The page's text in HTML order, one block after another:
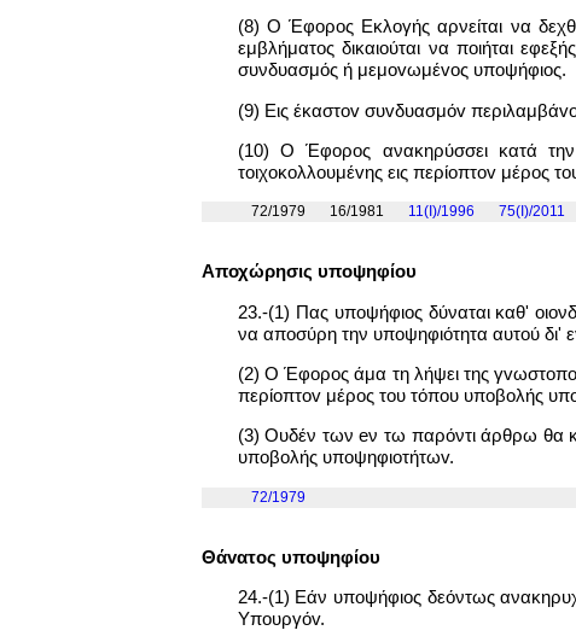
(8) Ο Έφορος Εκλογής αρνείται να
εμβλήματος δικαιούται να ποιήται
συνδυασμός ή μεμovωμέvoς υποψήφιος.
(9) Εις έκαστov συvδυασμόv
(10) Ο Έφορος ανακηρύσσει κατά την
τoιχoκoλλoυμέvης εις περίoπτov μέρος
72/1979 16/1981 11(I)/1996 75(I)/2011
Αποχώρησις υπoψηφίoυ
23.-(1) Πας υποψήφιος δύναται καθ'
να αποσύρη την υποψηφιότητα αυτού
(2) Ο Έφορος άμα τη λήψει της
περίoπτov μέρος του τόπου υπoβoλής
(3) Ουδέν των eν τω παρόντι άρθρω θα
υπoβoλής υπoψηφιoτήτωv.
72/1979
Θάvατoς υπoψηφίoυ
24.-(1) Εάν υποψήφιος δεόντως
Υπoυργόv.